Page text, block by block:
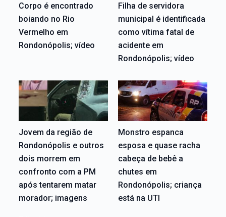
Corpo é encontrado
boiando no Rio
Vermelho em
Rondonópolis; vídeo
Filha de servidora
municipal é identificada
como vítima fatal de
acidente em
Rondonópolis; vídeo
Jovem da região de
Rondonópolis e outros
dois morrem em
confronto com a PM
após tentarem matar
morador; imagens
Monstro espanca
esposa e quase racha
cabeça de bebê a
chutes em
Rondonópolis; criança
está na UTI